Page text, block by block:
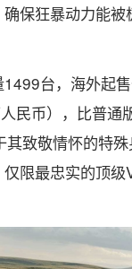
保狂暴动力能
1499台，海外起
人民币），比普通
其致敬情怀的特
限最忠实的顶级